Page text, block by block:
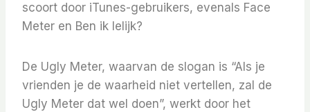
scoort door iTunes-gebruikers, evenals Face
Meter en Ben ik lelijk?
De Ugly Meter, waarvan de slogan is “Als je
vrienden je de waarheid niet vertellen, zal de
Ugly Meter dat wel doen”, werkt door het